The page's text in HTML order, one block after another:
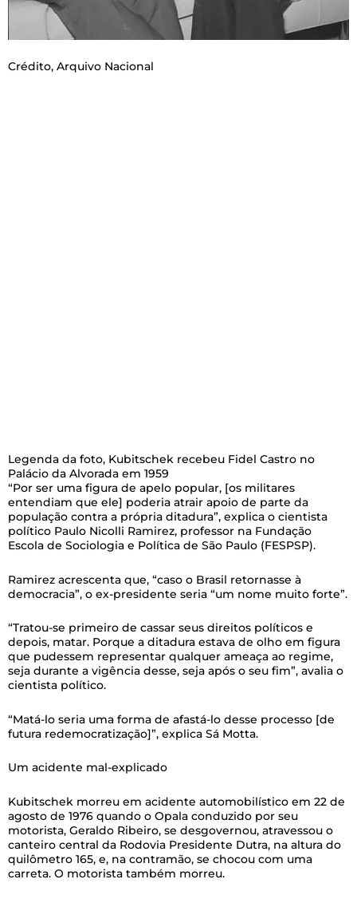
Crédito, Arquivo Nacional
Legenda da foto, Kubitschek recebeu Fidel Castro no
Palácio da Alvorada em 1959
“Por ser uma figura de apelo popular, [os militares
entendiam que ele] poderia atrair apoio de parte da
população contra a própria ditadura”, explica o cientista
político Paulo Nicolli Ramirez, professor na Fundação
Escola de Sociologia e Política de São Paulo (FESPSP).
Ramirez acrescenta que, “caso o Brasil retornasse à
democracia”, o ex-presidente seria “um nome muito forte”.
“Tratou-se primeiro de cassar seus direitos políticos e
depois, matar. Porque a ditadura estava de olho em figura
que pudessem representar qualquer ameaça ao regime,
seja durante a vigência desse, seja após o seu fim”, avalia o
cientista político.
“Matá-lo seria uma forma de afastá-lo desse processo [de
futura redemocratização]”, explica Sá Motta.
Um acidente mal-explicado
Kubitschek morreu em acidente automobilístico em 22 de
agosto de 1976 quando o Opala conduzido por seu
motorista, Geraldo Ribeiro, se desgovernou, atravessou o
canteiro central da Rodovia Presidente Dutra, na altura do
quilômetro 165, e, na contramão, se chocou com uma
carreta. O motorista também morreu.